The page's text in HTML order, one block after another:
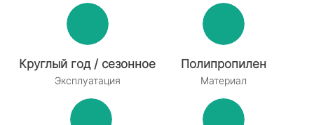
Круглый год / сезонное
Эксплуатация
Полипропилен
Материал